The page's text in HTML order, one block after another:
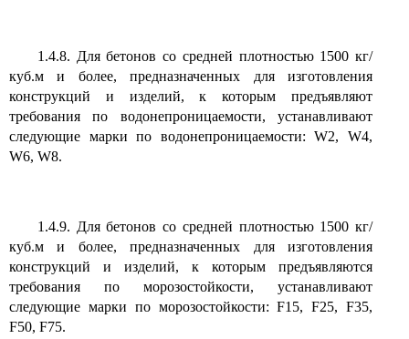
1.4.8. Для бетонов со средней плотностью 1500 кг/
куб.м и более, предназначенных для изготовления
конструкций и изделий, к которым предъявляют
требования по водонепроницаемости, устанавливают
следующие марки по водонепроницаемости: W2, W4,
W6, W8.
1.4.9. Для бетонов со средней плотностью 1500 кг/
куб.м и более, предназначенных для изготовления
конструкций и изделий, к которым предъявляются
требования по морозостойкости, устанавливают
следующие марки по морозостойкости: F15, F25, F35,
F50, F75.